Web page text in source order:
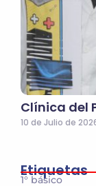
Clínica del
10 de Julio de
Etiquetas
1° básico